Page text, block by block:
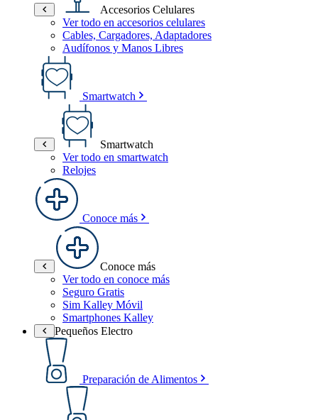
Accesorios Celulares
Ver todo en accesorios celulares
Cables, Cargadores, Adaptadores
Audífonos y Manos Libres
Smartwatch
Smartwatch
Ver todo en smartwatch
Relojes
Conoce más
Conoce más
Ver todo en conoce más
Seguro Gratis
Sim Kalley Móvil
Smartphones Kalley
Pequeños Electro
Preparación de Alimentos